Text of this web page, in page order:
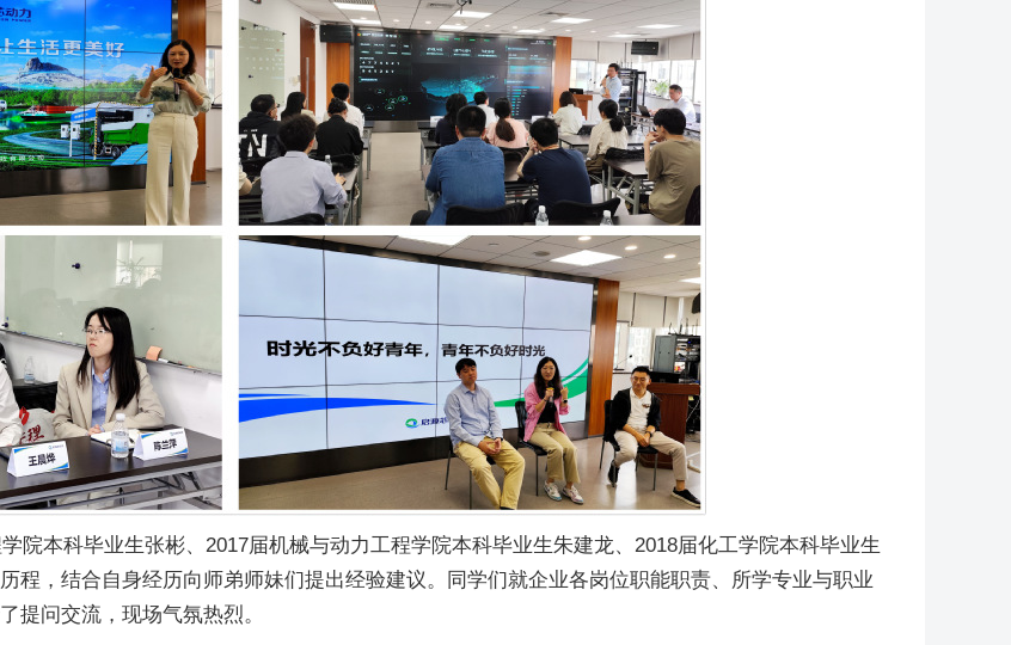
院本科毕业生张彬、2017届机械与动力工程学院本科毕业生朱建龙、2018届化工学院本科毕业生
程，结合自身经历向师弟师妹们提出经验建议。同学们就企业各岗位职能职责、所学专业与职业
提问交流，现场气氛热烈。